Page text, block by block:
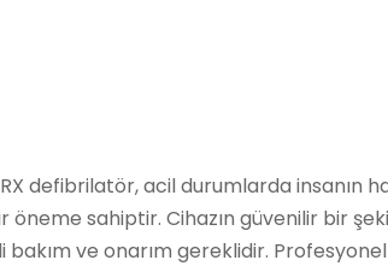
defibrilatör, acil durumlarda insanın
öneme sahiptir. Cihazın güvenilir bir
bakım ve onarım gereklidir. Profesyonel